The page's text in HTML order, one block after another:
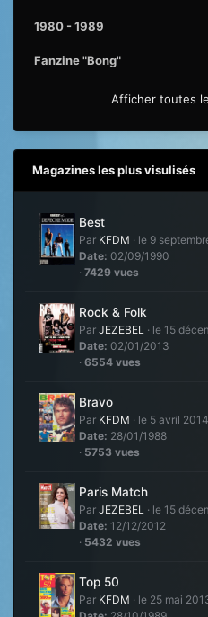
1980 - 1989
Fanzine "Bong"
Afficher toutes
Magazines les plus visulisés
Best
Par KFDM · le 9
Date: 02/09/1990
· 7429 vues
Rock & Folk
Par JEZEBEL · le 15
Date: 02/01/2013
· 6554 vues
Bravo
Par KFDM · le 5 avril 2014
Date: 28/01/1988
· 5753 vues
Paris Match
Par JEZEBEL · le 15
Date: 12/12/2012
· 5432 vues
Top 50
Par KFDM · le 25 mai